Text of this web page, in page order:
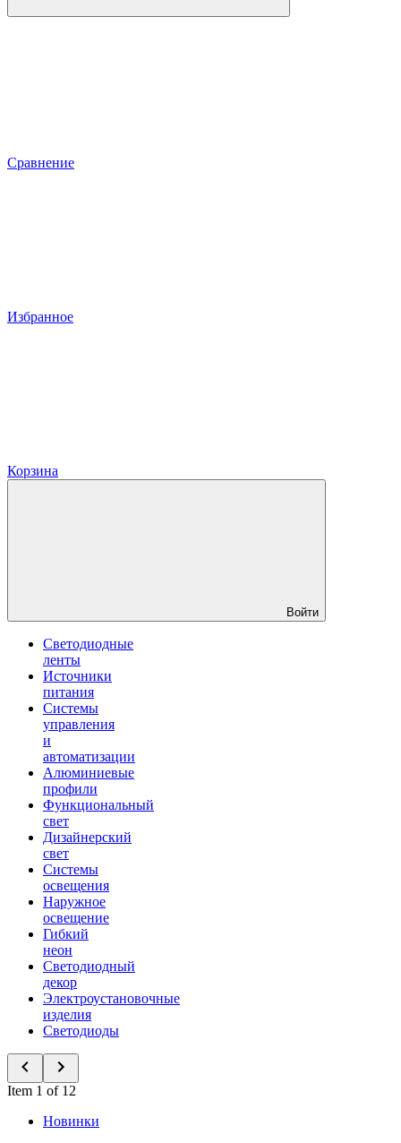
Сравнение
Избранное
Корзина
Войти
Светодиодные
ленты
Источники
питания
Системы
управления
и
автоматизации
Алюминиевые
профили
Функциональный
свет
Дизайнерский
свет
Системы
освещения
Наружное
освещение
Гибкий
неон
Светодиодный
декор
Электроустановочные
изделия
Светодиоды
Item 1 of 12
Новинки